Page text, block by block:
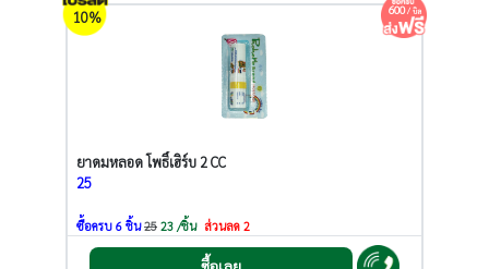
10% 600/ บิล
ยาดมหลอด โพธิ์เฮิร์บ 2 CC
25
ซื้อครบ 6 ชิ้น25 23 /ชิ้น ส่วนลด 2